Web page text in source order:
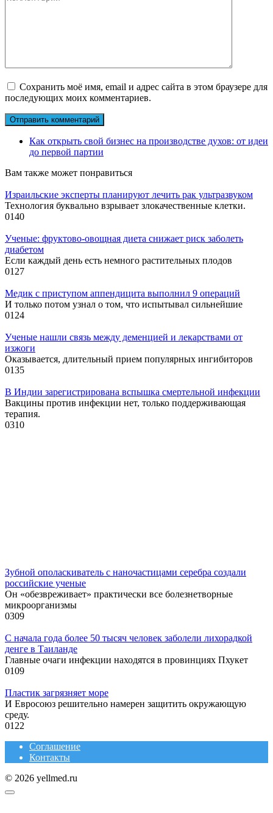
Сохранить моё имя, email и адрес сайта в этом браузере для
последующих моих комментариев.
Как открыть свой бизнес на производстве духов: от идеи
до первой партии
Вам также может понравиться
Израильские эксперты планируют лечить рак ультразвуком
Технология буквально взрывает злокачественные клетки.
0140
Ученые: фруктово-овощная диета снижает риск заболеть
диабетом
Если каждый день есть немного растительных плодов
0127
Медик с приступом аппендицита выполнил 9 операций
И только потом узнал о том, что испытывал сильнейшие
0124
Ученые нашли связь между деменцией и лекарствами от
изжоги
Оказывается, длительный прием популярных ингибиторов
0135
В Индии зарегистрирована вспышка смертельной инфекции
Вакцины против инфекции нет, только поддерживающая
терапия.
0310
Зубной ополаскиватель с наночастицами серебра создали
российские ученые
Он «обезвреживает» практически все болезнетворные
микроорганизмы
0309
С начала года более 50 тысяч человек заболели лихорадкой
денге в Таиланде
Главные очаги инфекции находятся в провинциях Пхукет
0109
Пластик загрязняет море
И Евросоюз решительно намерен защитить окружающую
среду.
0122
Соглашение
Контакты
© 2026 yellmed.ru